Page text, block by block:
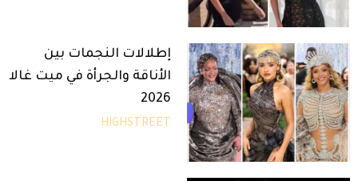
إطلالات النجمات بين
الأناقة والجرأة في ميت غالا
2026
HIGHSTREET